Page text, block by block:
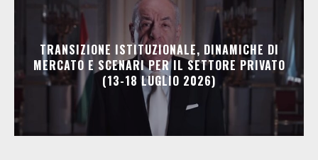
TRANSIZIONE ISTITUZIONALE, DINAMICHE DI
MERCATO E SCENARI PER IL SETTORE PRIVATO
(13-18 LUGLIO 2026)